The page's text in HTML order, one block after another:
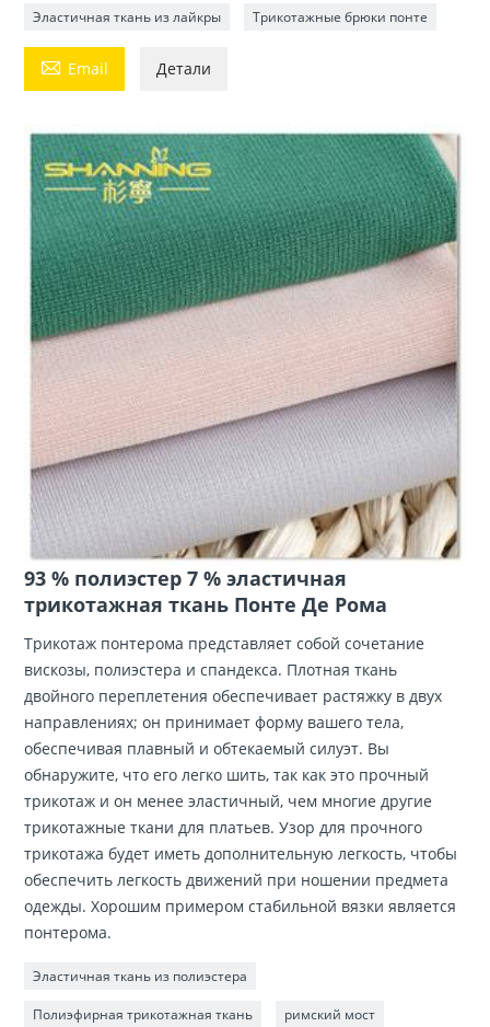
Эластичная ткань из лайкры Трикотажные брюки понте
 Email Детали
93 % полиэстер 7 % эластичная
трикотажная ткань Понте Де Рома
Трикотаж понтерома представляет собой сочетание
вискозы, полиэстера и спандекса. Плотная ткань
двойного переплетения обеспечивает растяжку в двух
направлениях; он принимает форму вашего тела,
обеспечивая плавный и обтекаемый силуэт. Вы
обнаружите, что его легко шить, так как это прочный
трикотаж и он менее эластичный, чем многие другие
трикотажные ткани для платьев. Узор для прочного
трикотажа будет иметь дополнительную легкость, чтобы
обеспечить легкость движений при ношении предмета
одежды. Хорошим примером стабильной вязки является
понтерома.
Эластичная ткань из полиэстера
Полиэфирная трикотажная ткань римский мост